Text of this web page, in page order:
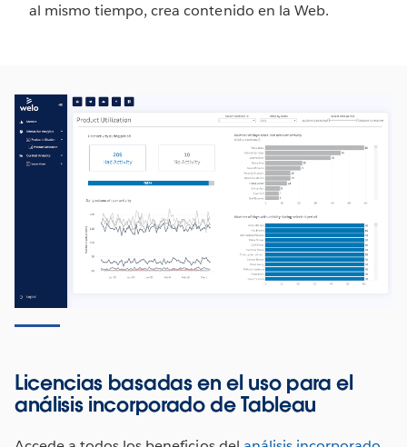
al mismo tiempo, crea contenido en la Web.
Licencias basadas en el uso para el
análisis incorporado de Tableau